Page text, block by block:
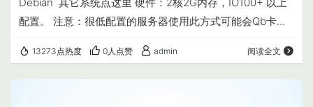
配置。 注意：很低配置的服务器使用此方式可能会Qb卡
安装方式 经测试，低配CPU占用100%QB程序不卡死。 教
程 bash <(wget -qO-
13273点热度 0人点赞 admin 阅读全文